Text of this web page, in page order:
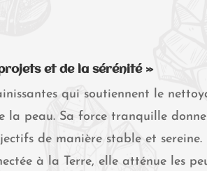
et de la sérénité »
qui soutiennent le
la peau. Sa force tranquille
de manière stable et sereine.
à la Terre, elle atténue les